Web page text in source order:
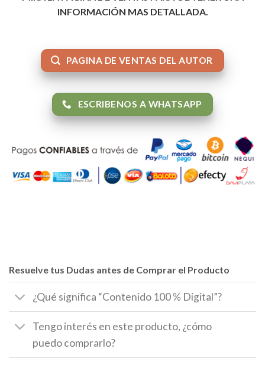
INFORMACIÓN MAS DETALLADA.
PAGINA DE VENTAS DEL AUTOR
ESCRIBENOS A WHATSAPP
Resuelve tus Dudas antes de Comprar el Producto
¿Qué significa “Contenido 100 % Digital”?
Tengo interés en este producto, ¿cómo
puedo comprarlo?